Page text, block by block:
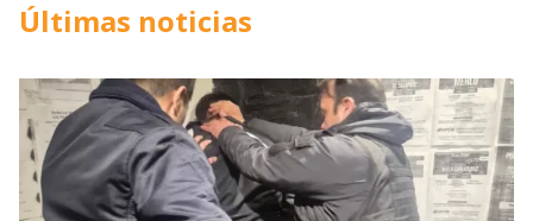
Últimas noticias